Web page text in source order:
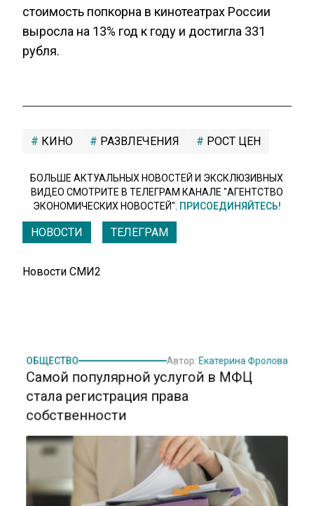
стоимость попкорна в кинотеатрах России
выросла на 13% год к году и достигла 331
рубля.
КИНО РАЗВЛЕЧЕНИЯ РОСТ ЦЕН
БОЛЬШЕ АКТУАЛЬНЫХ НОВОСТЕЙ И ЭКСКЛЮЗИВНЫХ
ВИДЕО СМОТРИТЕ В ТЕЛЕГРАМ КАНАЛЕ "АГЕНТСТВО
ЭКОНОМИЧЕСКИХ НОВОСТЕЙ". ПРИСОЕДИНЯЙТЕСЬ!
НОВОСТИ ТЕЛЕГРАМ
Новости СМИ2
Самой популярной услугой в МФЦ
стала регистрация права
собственности